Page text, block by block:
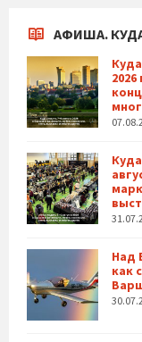
АФИША.
Над
как